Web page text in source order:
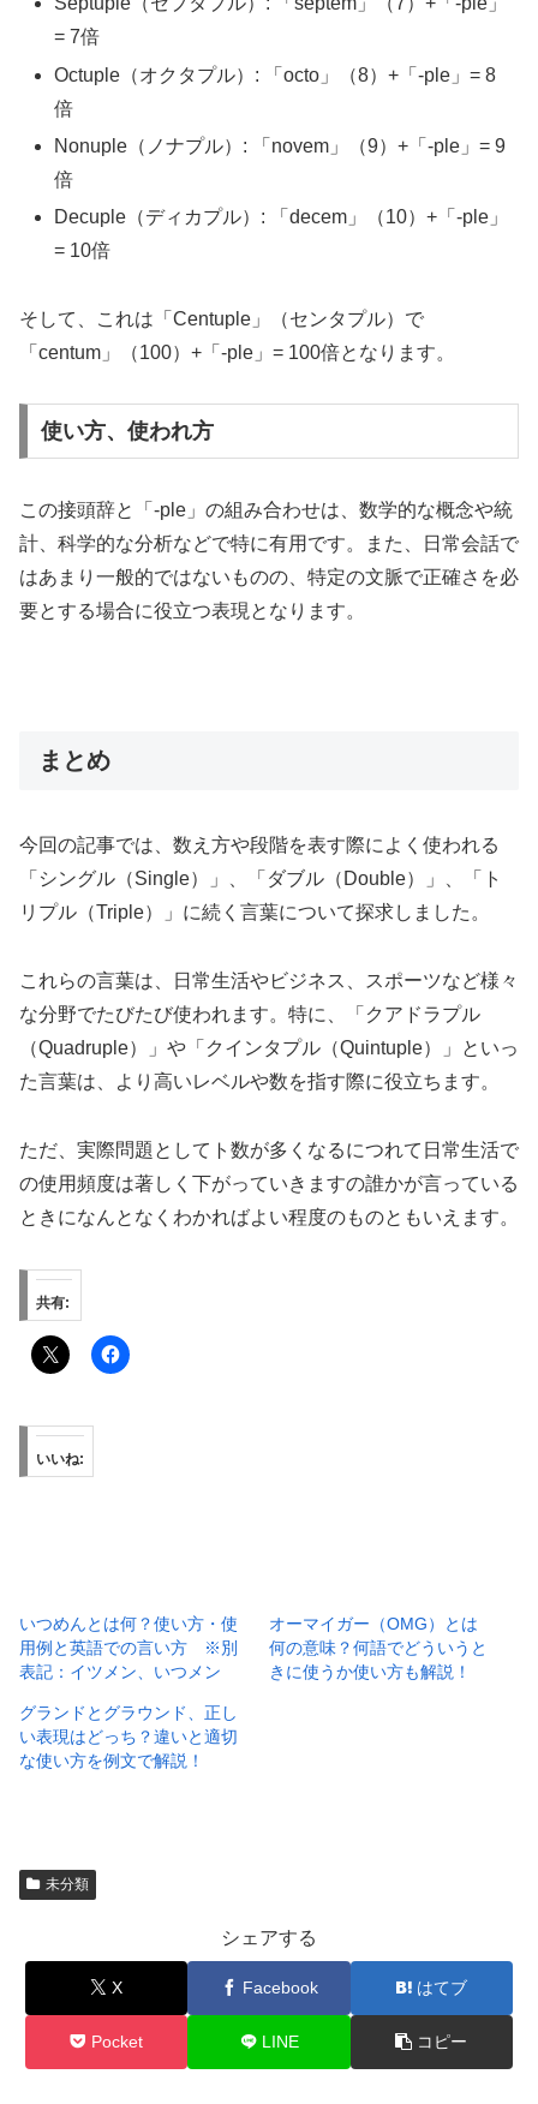
= 7倍
Octuple（オクタプル）: 「octo」（8）+「-ple」= 8
倍
Nonuple（ノナプル）: 「novem」（9）+「-ple」= 9
倍
Decuple（ディカプル）: 「decem」（10）+「-ple」
= 10倍
そして、これは「Centuple」（センタプル）で
「centum」（100）+「-ple」= 100倍となります。
使い方、使われ方
この接頭辞と「-ple」の組み合わせは、数学的な概念や統
計、科学的な分析などで特に有用です。また、日常会話で
はあまり一般的ではないものの、特定の文脈で正確さを必
要とする場合に役立つ表現となります。
まとめ
今回の記事では、数え方や段階を表す際によく使われる
「シングル（Single）」、「ダブル（Double）」、「ト
リプル（Triple）」に続く言葉について探求しました。
これらの言葉は、日常生活やビジネス、スポーツなど様々
な分野でたびたび使われます。特に、「クアドラプル
（Quadruple）」や「クインタプル（Quintuple）」といっ
た言葉は、より高いレベルや数を指す際に役立ちます。
ただ、実際問題としてト数が多くなるにつれて日常生活で
の使用頻度は著しく下がっていきますの誰かが言っている
ときになんとなくわかればよい程度のものともいえます。
共有:
いいね:
いつめんとは何？使い方・使
用例と英語での言い方 ※別
表記：イツメン、いつメン
オーマイガー（OMG）とは
何の意味？何語でどういうと
きに使うか使い方も解説！
グランドとグラウンド、正し
い表現はどっち？違いと適切
な使い方を例文で解説！
未分類
シェアする
X Facebook はてブ
Pocket LINE コピー